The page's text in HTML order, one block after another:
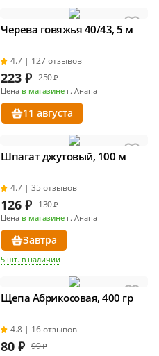
Черева говяжья 40/43, 5 м
4.7 | 127 отзывов
223 ₽ 250 ₽
Цена в магазине г. Анапа
11 августа
Шпагат джутовый, 100 м
4.7 | 35 отзывов
126 ₽ 130 ₽
Цена в магазине г. Анапа
Завтра
5 шт. в наличии
Щепа Абрикосовая, 400 гр
4.8 | 16 отзывов
80 ₽ 99 ₽